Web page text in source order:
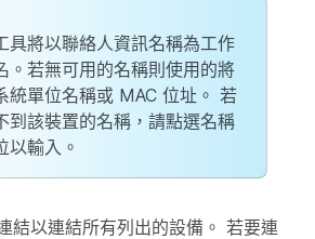
具將以聯絡人資訊名稱為工作
。若無可用的名稱則使用的將
統單位名稱或 MAC 位址。 若
到該裝置的名稱，請點選名稱
以輸入。
結以連結所有列出的設備。 若要連